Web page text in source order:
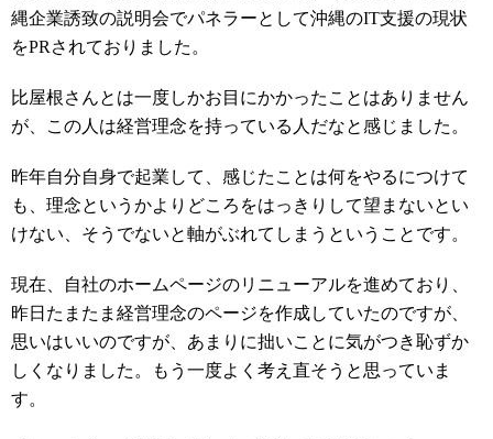
縄企業誘致の説明会でパネラーとして沖縄のIT支援の現状
をPRされておりました。
比屋根さんとは一度しかお目にかかったことはありません
が、この人は経営理念を持っている人だなと感じました。
昨年自分自身で起業して、感じたことは何をやるにつけて
も、理念というかよりどころをはっきりして望まないとい
けない、そうでないと軸がぶれてしまうということです。
現在、自社のホームページのリニューアルを進めており、
昨日たまたま経営理念のページを作成していたのですが、
思いはいいのですが、あまりに拙いことに気がつき恥ずか
しくなりました。もう一度よく考え直そうと思っていま
す。